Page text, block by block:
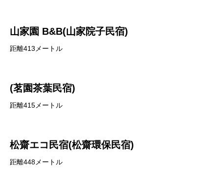
山家園 B&B(山家院子民宿)
距離413メートル
(茗園茶葉民宿)
距離415メートル
松齋エコ民宿(松齋環保民宿)
距離448メートル